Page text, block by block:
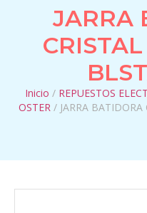
JARRA
Inicio / REPUESTOS
OSTER/ JARRA BATIDORA